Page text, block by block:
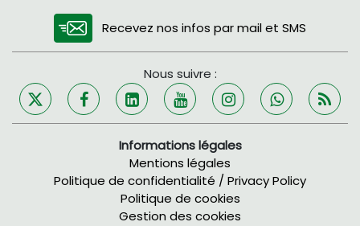
Recevez nos infos par mail et SMS
Nous suivre :
Informations légales
Mentions légales
Politique de confidentialité / Privacy Policy
Politique de cookies
Gestion des cookies